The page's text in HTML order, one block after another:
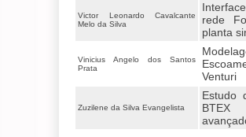
Victor Leonardo Cavalcante
Melo da Silva
rede
planta
Vinicius Angelo dos Santos
Prata
Venturi
Zuzilene da Silva Evangelista
Estudo
BTEX